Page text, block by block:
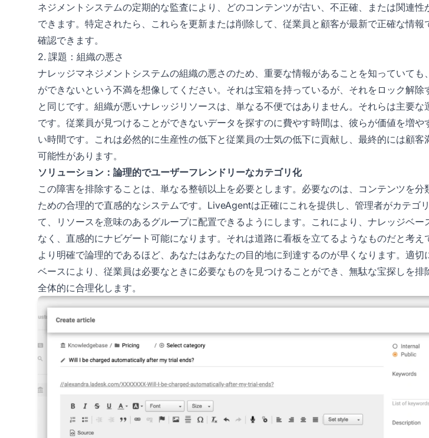
ネジメントシステムの定期的な監査により、どのコンテンツが古い、不正確、または関連性
できます。特定されたら、これらを更新または削除して、従業員と顧客が最新で正確な情報
確認できます。
2. 課題：組織の悪さ
ナレッジマネジメントシステムの組織の悪さのため、重要な情報があることを知っていても
ができないという不満を想像してください。それは宝箱を持っているが、それをロック解除
と同じです。組織が悪いナレッジリソースは、単なる不便ではありません。それらは主要な
です。従業員が見つけることができないデータを探すのに費やす時間は、彼らが価値を増や
い時間です。これは必然的に生産性の低下と従業員の士気の低下に貢献し、最終的には顧客
可能性があります。
ソリューション：論理的でユーザーフレンドリーなカテゴリ化
この障害を排除することは、単なる整頓以上を必要とします。必要なのは、コンテンツを分
ための合理的で直感的なシステムです。LiveAgentは正確にこれを提供し、管理者がカテゴ
て、リソースを意味のあるグループに配置できるようにします。これにより、ナレッジベー
なく、直感的にナビゲート可能になります。それは道路に看板を立てるようなものだと考え
より明確で論理的であるほど、あなたはあなたの目的地に到達するのが早くなります。適切
ベースにより、従業員は必要なときに必要なものを見つけることができ、無駄な宝探しを排
全体的に合理化します。